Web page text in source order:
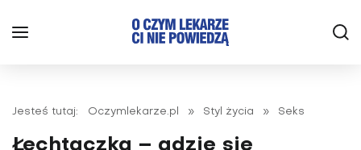
Jesteś tutaj: Oczymlekarze.pl » Styl życia » Seks
Łechtaczka – gdzie się